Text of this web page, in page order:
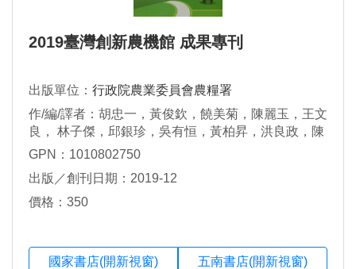
2019臺灣創新農機館 成果專刊
出版單位： 行政院農業委員會農糧署
作/編/譯者：胡忠一，黃俊欽，饒美菊，陳麗玉，王文
良， 林子傑，邱銀珍，吳有恒，黃柏昇，洪良政，陳
靜芝，楊捷尹
GPN：1010802750
出版／創刊日期：2019-12
價格：350
國家書店(開新視窗) 五南書店(開新視窗)